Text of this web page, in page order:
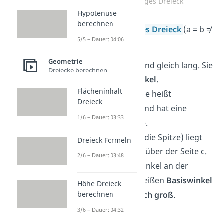
Gleichschenkliges Dreieck (a = b ≠
c)
Zwei Seiten sind gleich lang. Sie
Schenkel.
Die dritte Seite heißt
und hat eine
andere Länge.
Der Punkt C (die Spitze) liegt
immer mittig über der Seite c.
Die beiden Winkel an der
Grundseite heißen Basiswinkel
und sind
gleich groß.
Hypotenuse
berechnen
5/5 – Dauer: 04:06
Geometrie
Dreiecke berechnen
Flächeninhalt
Dreieck
1/6 – Dauer: 03:33
Dreieck Formeln
2/6 – Dauer: 03:48
Höhe Dreieck
berechnen
3/6 – Dauer: 04:32